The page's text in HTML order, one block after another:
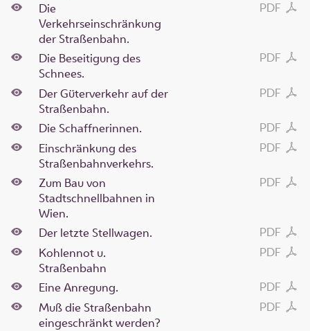
PDF
Die
Verkehrseinschränkung
der Straßenbahn.
PDF
Die Beseitigung des
Schnees.
PDF
Der Güterverkehr auf der
Straßenbahn.
PDF
Die Schaffnerinnen.
PDF
Einschränkung des
Straßenbahnverkehrs.
PDF
Zum Bau von
Stadtschnellbahnen in
Wien.
PDF
Der letzte Stellwagen.
PDF
Kohlennot u.
Straßenbahn
PDF
Eine Anregung.
PDF
Muß die Straßenbahn
eingeschränkt werden?